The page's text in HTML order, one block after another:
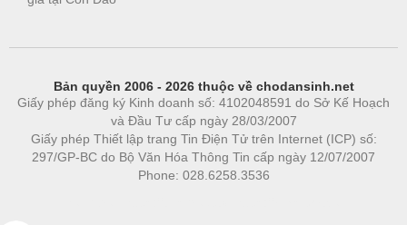
Bản quyền 2006 - 2026 thuộc về chodansinh.net
Giấy phép đăng ký Kinh doanh số: 4102048591 do Sở Kế Hoạch
và Đầu Tư cấp ngày 28/03/2007
Giấy phép Thiết lập trang Tin Điện Tử trên Internet (ICP) số:
297/GP-BC do Bộ Văn Hóa Thông Tin cấp ngày 12/07/2007
Phone: 028.6258.3536